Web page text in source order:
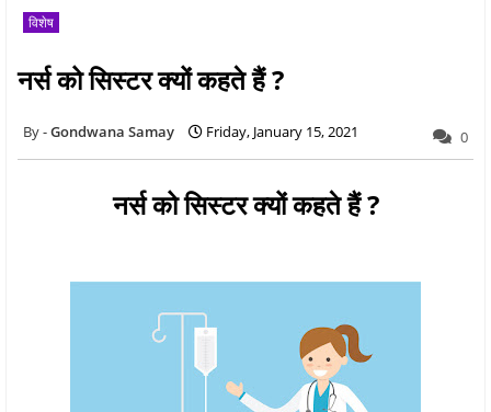
विशेष
नर्स को सिस्टर क्यों कहते हैं ?
Gondwana Samay Friday, January 15, 2021 0
नर्स को सिस्टर क्यों कहते हैं ?